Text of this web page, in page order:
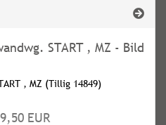
, MZ (Tillig 14849)
EUR